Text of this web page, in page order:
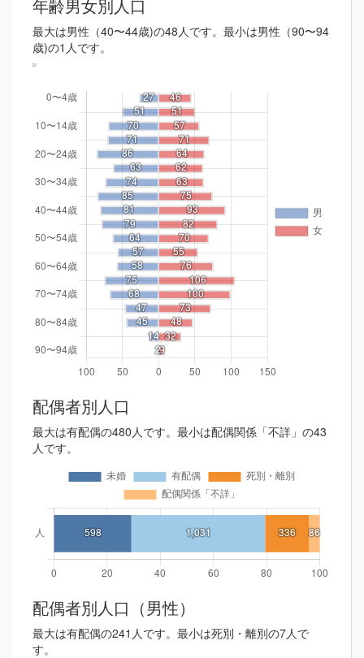
年齢男女別人口
最大は男性（40〜44歳)の48人です。最小は男性（90〜94
歳)の1人です。
配偶者別人口
最大は有配偶の480人です。最小は配偶関係「不詳」の43
人です。
配偶者別人口（男性）
最大は有配偶の241人です。最小は死別・離別の7人で
す。